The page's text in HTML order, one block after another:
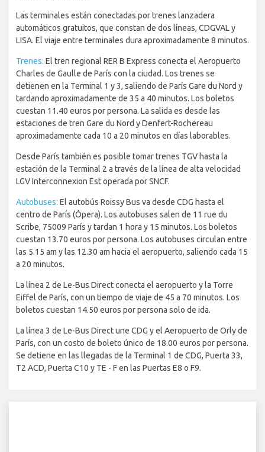
Las terminales están conectadas por trenes lanzadera
automáticos gratuitos, que constan de dos líneas, CDGVAL y
LISA. El viaje entre terminales dura aproximadamente 8 minutos.
Trenes: El tren regional RER B Express conecta el Aeropuerto
Charles de Gaulle de París con la ciudad. Los trenes se
detienen en la Terminal 1 y 3, saliendo de París Gare du Nord y
tardando aproximadamente de 35 a 40 minutos. Los boletos
cuestan 11.40 euros por persona. La salida es desde las
estaciones de tren Gare du Nord y Denfert-Rochereau
aproximadamente cada 10 a 20 minutos en días laborables.
Desde París también es posible tomar trenes TGV hasta la
estación de la Terminal 2 a través de la línea de alta velocidad
LGV Interconnexion Est operada por SNCF.
Autobuses: El autobús Roissy Bus va desde CDG hasta el
centro de París (Ópera). Los autobuses salen de 11 rue du
Scribe, 75009 París y tardan 1 hora y 15 minutos. Los boletos
cuestan 13.70 euros por persona. Los autobuses circulan entre
las 5.15 am y las 12.30 am hacia el aeropuerto, saliendo cada 15
a 20 minutos.
La línea 2 de Le-Bus Direct conecta el aeropuerto y la Torre
Eiffel de París, con un tiempo de viaje de 45 a 70 minutos. Los
boletos cuestan 14.50 euros por persona solo de ida.
La línea 3 de Le-Bus Direct une CDG y el Aeropuerto de Orly de
París, con un costo de boleto único de 18.00 euros por persona.
Se detiene en las llegadas de la Terminal 1 de CDG, Puerta 33,
T2 ACD, Puerta C10 y TE - F en las Puertas E8 o F9.